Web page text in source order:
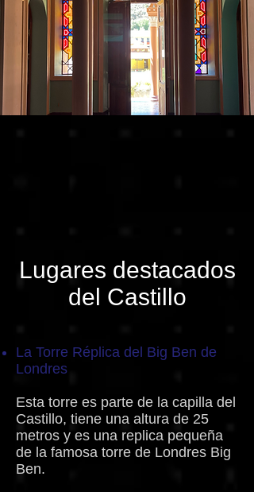
Lugares destacados
del Castillo
La Torre Réplica del Big Ben de
Londres
Esta torre es parte de la capilla del
Castillo, tiene una altura de 25
metros y es una replica pequeña
de la famosa torre de Londres Big
Ben.